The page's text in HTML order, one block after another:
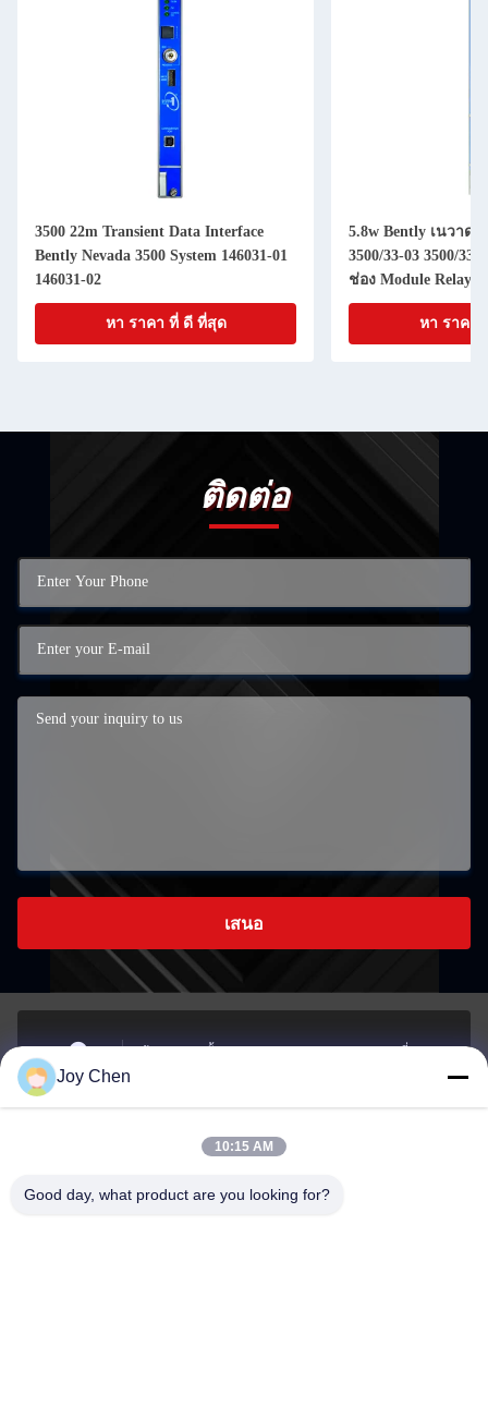
3500 22m Transient Data Interface
Bently Nevada 3500 System 146031-01
146031-02
หา ราคา ที่ ดี ที่สุด
5.8w Bently เนวาดา
3500/33-03 3500/33-
ช่อง Module Relay
หา ราคา
ติดต่อ
เสนอ
ที่อยู่
อีเมล
joy@cc-scauto.com
Joy Chen
10:15 AM
Good day, what product are you looking for?